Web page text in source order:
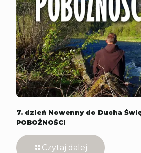
7. dzień Nowenny do Ducha
POBOŻNOŚCI
Czytaj dalej